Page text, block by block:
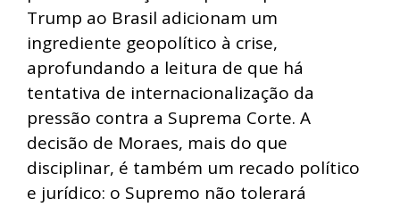
Trump ao Brasil adicionam um
ingrediente geopolítico à crise,
aprofundando a leitura de que há
tentativa de internacionalização da
pressão contra a Suprema Corte. A
decisão de Moraes, mais do que
disciplinar, é também um recado político
e jurídico: o Supremo não tolerará